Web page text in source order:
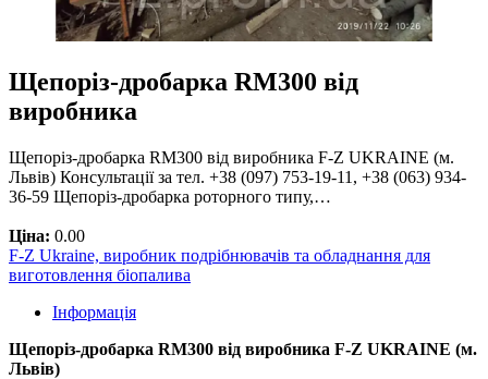
Щепоріз-дробарка RM300 від
виробника
Щепоріз-дробарка RM300 від виробника F-Z UKRAINE (м.
Львів) Консультації за тел. +38 (097) 753-19-11, +38 (063) 934-
36-59 Щепоріз-дробарка роторного типу,…
Ціна: 0.00
F-Z Ukraine, виробник подрібнювачів та обладнання для
виготовлення біопалива
Інформація
Щепоріз-дробарка RM300 від виробника F-Z UKRAINE (м.
Львів)